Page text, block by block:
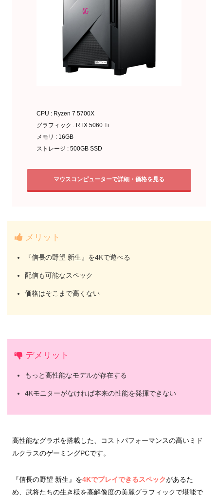
CPU : Ryzen 7 5700X
グラフィック : RTX 5060 Ti
メモリ : 16GB
ストレージ : 500GB SSD
マウスコンピューターで詳細・価格を見る
メリット
『信長の野望 新生』を4Kで遊べる
配信も可能なスペック
価格はそこまで高くない
デメリット
もっと高性能なモデルが存在する
4Kモニターがなければ本来の性能を発揮できない
高性能なグラボを搭載した、コストパフォーマンスの高いミド
ルクラスのゲーミングPCです。
『信長の野望 新生』を4Kでプレイできるスペックがあるた
め、武将たちの生き様を高解像度の美麗グラフィックで堪能で